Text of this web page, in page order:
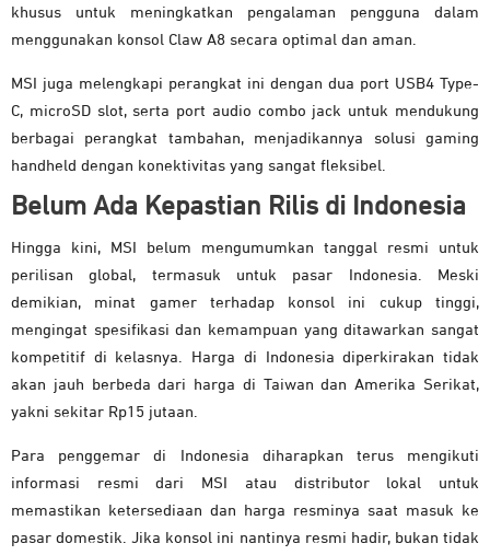
khusus untuk meningkatkan pengalaman pengguna dalam
menggunakan konsol Claw A8 secara optimal dan aman.
MSI juga melengkapi perangkat ini dengan dua port USB4 Type-
C, microSD slot, serta port audio combo jack untuk mendukung
berbagai perangkat tambahan, menjadikannya solusi gaming
handheld dengan konektivitas yang sangat fleksibel.
Belum Ada Kepastian Rilis di Indonesia
Hingga kini, MSI belum mengumumkan tanggal resmi untuk
perilisan global, termasuk untuk pasar Indonesia. Meski
demikian, minat gamer terhadap konsol ini cukup tinggi,
mengingat spesifikasi dan kemampuan yang ditawarkan sangat
kompetitif di kelasnya. Harga di Indonesia diperkirakan tidak
akan jauh berbeda dari harga di Taiwan dan Amerika Serikat,
yakni sekitar Rp15 jutaan.
Para penggemar di Indonesia diharapkan terus mengikuti
informasi resmi dari MSI atau distributor lokal untuk
memastikan ketersediaan dan harga resminya saat masuk ke
pasar domestik. Jika konsol ini nantinya resmi hadir, bukan tidak